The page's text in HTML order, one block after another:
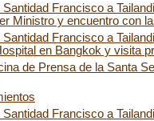
Francisco a
Ministro y encuentro con
Francisco a
en Bangkok y visita
de Prensa de la Santa
Francisco a